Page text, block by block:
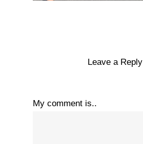
Leave a Reply
My comment is..